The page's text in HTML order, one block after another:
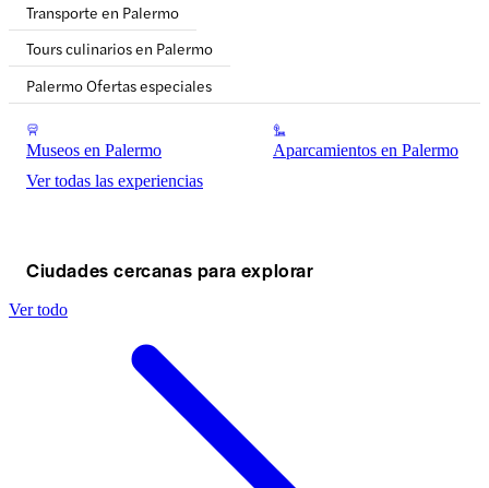
Transporte en Palermo
Tours culinarios en Palermo
Palermo Ofertas especiales
Museos en Palermo
Aparcamientos en Palermo
Ver todas las experiencias
Ciudades cercanas para explorar
Ver todo